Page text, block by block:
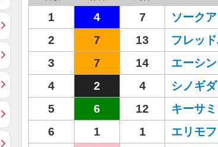
1 4 7 ソーク
2
7 13 フレッ
3
7 14 エーシ
4
2 4 シノギ
5
6 12 キーサ
6
1 1 エリモ